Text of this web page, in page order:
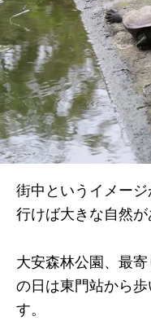
街中というイメー
行けば大きな自然が
大安森林公園、最
の日は東門站から
す。